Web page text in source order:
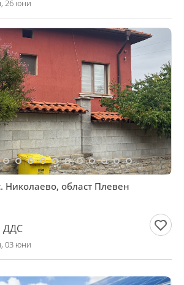
26 юни
област Плевен
ДДС
03 юни